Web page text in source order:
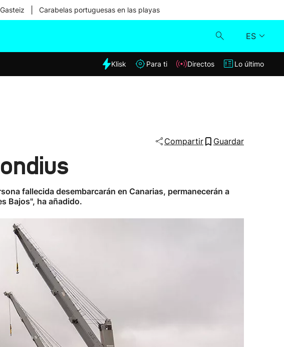
Carabelas portuguesas en las playas
ES
Klisk
Klisk Para ti Directos Lo último
Compartir Guardar
fallecida desembarcarán en Canarias, permanecerán a
Bajos", ha añadido.